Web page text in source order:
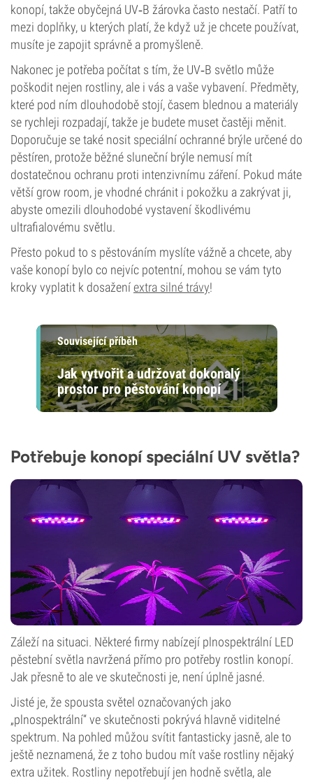
konopí, takže obyčejná UV‑B žárovka často nestačí. Patří to
mezi doplňky, u kterých platí, že když už je chcete používat,
musíte je zapojit správně a promyšleně.
Nakonec je potřeba počítat s tím, že UV‑B světlo může
poškodit nejen rostliny, ale i vás a vaše vybavení. Předměty,
které pod ním dlouhodobě stojí, časem blednou a materiály
se rychleji rozpadají, takže je budete muset častěji měnit.
Doporučuje se také nosit speciální ochranné brýle určené do
pěstíren, protože běžné sluneční brýle nemusí mít
dostatečnou ochranu proti intenzivnímu záření. Pokud máte
větší grow room, je vhodné chránit i pokožku a zakrývat ji,
abyste omezili dlouhodobé vystavení škodlivému
ultrafialovému světlu.
Přesto pokud to s pěstováním myslíte vážně a chcete, aby
vaše konopí bylo co nejvíc potentní, mohou se vám tyto
kroky vyplatit k dosaženíextra silné trávy!
Související příběh
Jak vytvořit a udržovat dokonalý
prostor pro pěstování konopí
Potřebuje konopí speciální UV světla?
Záleží na situaci. Některé firmy nabízejí plnospektrální LED
pěstební světla navržená přímo pro potřeby rostlin konopí.
Jak přesně to ale ve skutečnosti je, není úplně jasné.
Jisté je, že spousta světel označovaných jako
„plnospektrální“ ve skutečnosti pokrývá hlavně viditelné
spektrum. Na pohled můžou svítit fantasticky jasně, ale to
ještě neznamená, že z toho budou mít vaše rostliny nějaký
extra užitek. Rostliny nepotřebují jen hodně světla, ale